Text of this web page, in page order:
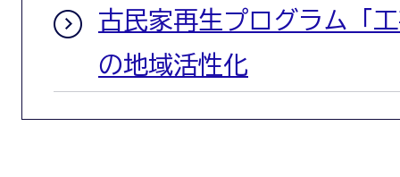
古民家再生プログラム「
の地域活性化